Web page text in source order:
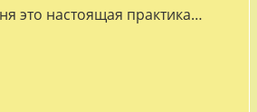
это настоящая практика…